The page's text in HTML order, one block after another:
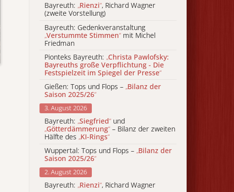
Bayreuth: „Rienzi“, Richard Wagner
(zweite Vorstellung)
Bayreuth: Gedenkveranstaltung
„Verstummte Stimmen“ mit Michel
Friedman
Pionteks Bayreuth: „Christa Pawlofsky:
Bayreuths große Verpflichtung - Die
Festspielzeit im Spiegel der Presse“
Gießen: Tops und Flops – „Bilanz der
Saison 2025/26“
3. August 2026
Bayreuth: „Siegfried“ und
„Götterdämmerung“ – Bilanz der zweiten
Hälfte des „KI-Rings“
Wuppertal: Tops und Flops – „Bilanz der
Saison 2025/26“
2. August 2026
Bayreuth: „Rienzi“, Richard Wagner